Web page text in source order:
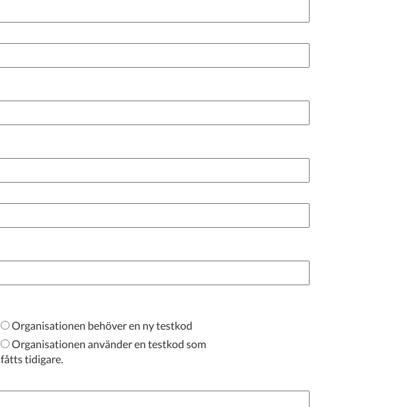
Organisationen behöver en ny testkod
Organisationen använder en testkod som
fåtts tidigare.